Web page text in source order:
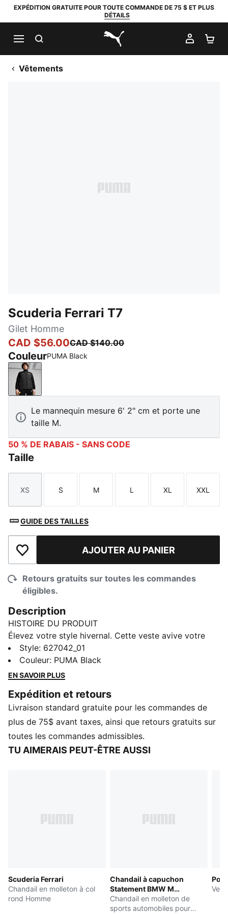
EXPÉDITION GRATUITE POUR TOUTE COMMANDE DE 75 $ ET PLUS
DÉTAILS
PUMA.com
MON
Vêtements
Scuderia Ferrari T7
Gilet Homme
CAD $56.00CAD $140.00
CouleurPUMA Black
PUMA Black
Le mannequin mesure 6' 2" cm et porte une
taille M.
50 % DE RABAIS - SANS CODE
Taille
Taille
XS
Taille
S
Taille
M
Taille
L
Taille
XL
Taille
XXL
GUIDE DES TAILLES
Ajouter à la liste de souhaits
AJOUTER AU PANIER
Retours gratuits sur toutes les commandes
éligibles.
Description
HISTOIRE DU PRODUIT
Élevez votre style hivernal. Cette veste avive votre
passion pour la Scuderia Ferrari lorsque les
températures baissent, vous protégeant des vents
froids tandis que les panneaux contrastés sportifs et
coupe régulière offre une mobilité maximale pour
repousser les limites de performance, que ce soit sur
la piste ou ailleurs.
CARACTÉRISTIQUES ET AVANTAGES
Contenu recyclé : fabriqué avec au moins 20 % de
75 g/m², toile
Col montant
Style: 627042_01
Couleur: PUMA Black
EN SAVOIR PLUS
Expédition et retours
Livraison standard gratuite pour les commandes de
plus de 75$ avant taxes, ainsi que retours gratuits sur
toutes les commandes admissibles.
TU AIMERAIS PEUT-ÊTRE AUSSI
Scuderia Ferrari
Chandail en molleton à col
rond Homme
Chandail à capuchon
Statement BMW M
Motorsport
Chandail en molleton de
sports automobiles pour